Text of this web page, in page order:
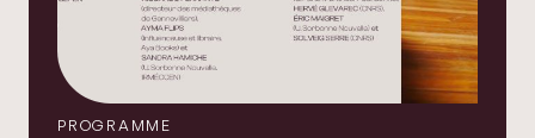
PROGRAMME